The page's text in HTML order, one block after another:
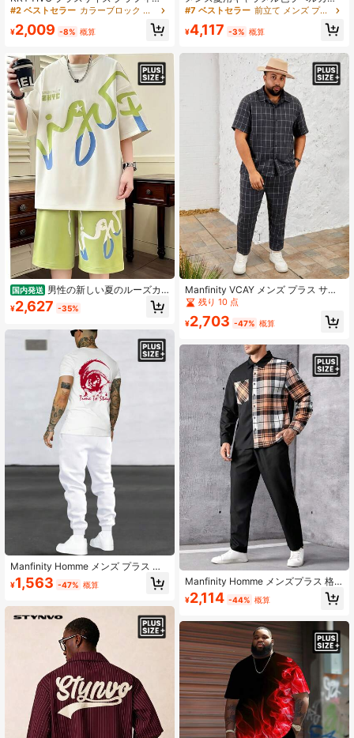
ィセット メンズ、ブラック&オレン
袖&ショーツ 2点セット、ルーズフィ
アル スポーツウェア
#2 ベストセラー カラーブロック メンズ プラスサイズ Tシャツ セット
¥2,009 -8% 概算
国内発送 男性の新しい夏のルーズカ
ジュアルユース香港スタイルショー
トパンツ半袖スーツ
¥2,627 -35%
Manfinity Homme メンズ プラス サ
イズ レター & アイ プリント T シャ
ツとパンツ セット
¥1,563 -47% 概算
ー同色ジッパーコントラストデザイ
トコントラストコーデュロイセット
ル2点セット
#7 ベストセラー 前立て メンズ プラスサイズ シャツセット
¥4,117 -3% 概算
Manfinity VCAY メンズ プラス サイ
ズ チェック カジュアル ツーピース
セット
残り 10 点
¥2,703 -47% 概算
Manfinity Homme メンズプラス 格
子縞プリント ＆パンツ シャツ
¥2,114 -44% 概算